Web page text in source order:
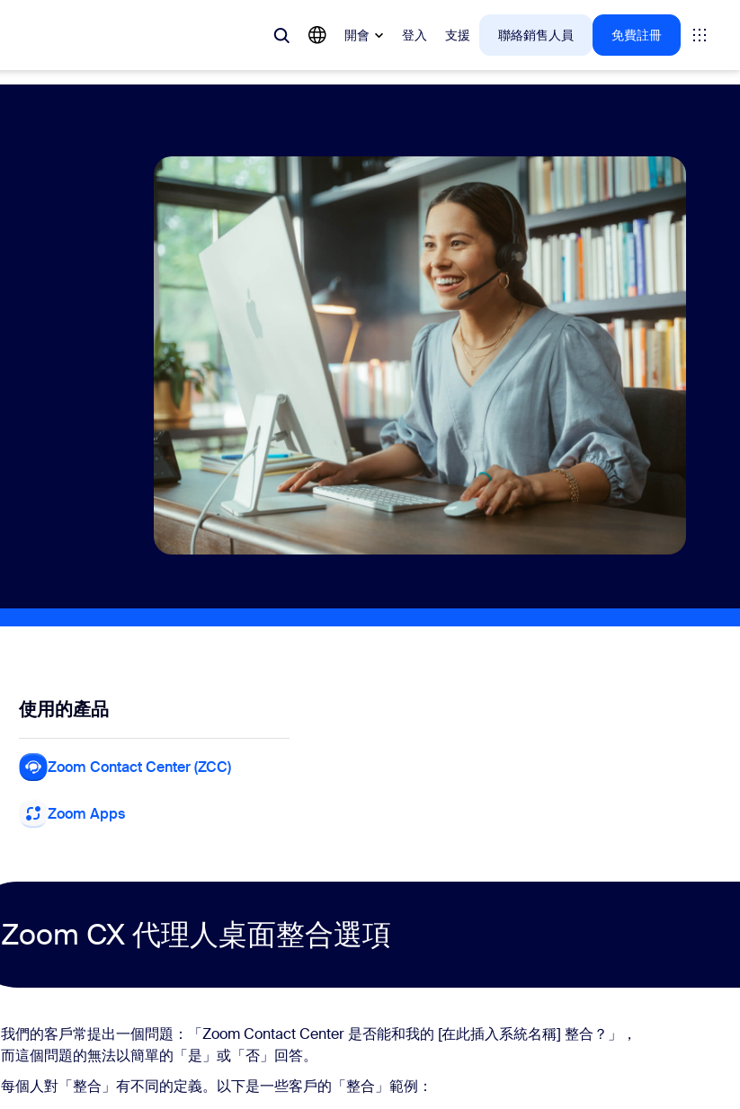
開會 登入 支援 聯絡銷售人員 免費註冊
Meetings
Rooms
Canvas
客戶體驗深入解析
My Notes，您的 AI 智慧筆記
助理
自動擷取、總結和提取任何虛擬或實體
會議的行動要項。
使用的產品
Zoom Contact Center (ZCC)
Zoom Apps
Zoom CX 代理人桌面整合選項
我們的客戶常提出一個問題：「Zoom Contact Center 是否能和我的 [在此插入系統名稱] 整合？」，
而這個問題的無法以簡單的「是」或「否」回答。
每個人對「整合」有不同的定義。以下是一些客戶的「整合」範例：